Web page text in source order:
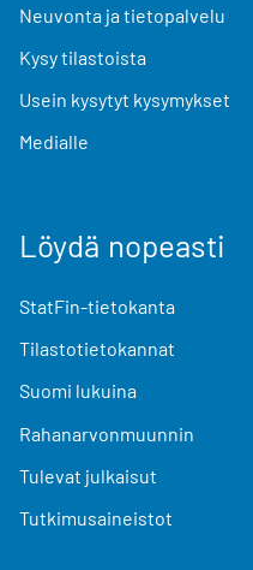
Neuvonta ja tietopalvelu
Kysy tilastoista
Usein kysytyt kysymykset
Medialle
Löydä nopeasti
StatFin-tietokanta
Tilastotietokannat
Suomi lukuina
Rahanarvonmuunnin
Tulevat julkaisut
Tutkimusaineistot